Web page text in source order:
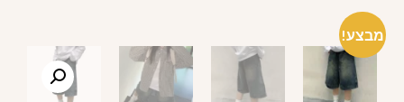
מבצע!